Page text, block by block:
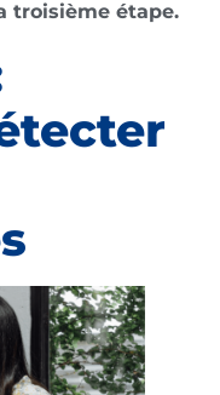
troisième étape.